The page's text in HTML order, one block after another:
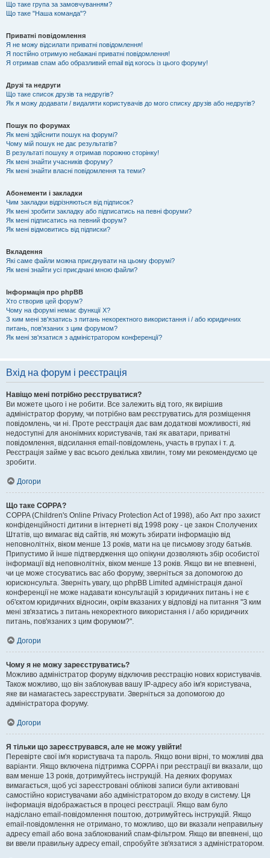
Що таке група за замовчуванням?
Що таке "Наша команда"?
Приватні повідомлення
Я не можу відсилати приватні повідомлення!
Я постійно отримую небажані приватні повідомлення!
Я отримав спам або образливий email від когось із цього форуму!
Друзі та недруги
Що таке список друзів та недругів?
Як я можу додавати / видаляти користувачів до мого списку друзів або недругів?
Пошук по форумах
Як мені здійснити пошук на форумі?
Чому мій пошук не дає результатів?
В результаті пошуку я отримав порожню сторінку!
Як мені знайти учасників форуму?
Як мені знайти власні повідомлення та теми?
Абонементи і закладки
Чим закладки відрізняються від підписок?
Як мені зробити закладку або підписатись на певні форуми?
Як мені підписатись на певний форум?
Як мені відмовитись від підписки?
Вкладення
Які саме файли можна приєднувати на цьому форумі?
Як мені знайти усі приєднані мною файли?
Інформація про phpBB
Хто створив цей форум?
Чому на форумі немає функції X?
З ким мені зв'язатись з питань некоректного використання і / або юридичних
питань, пов'язаних з цим форумом?
Як мені зв'язатися з адміністратором конференції?
Вхід на форум і реєстрація
Навіщо мені потрібно реєструватися?
Ви можете цього і не робити. Все залежить від того, як вирішив
адміністратор форуму, чи потрібно вам реєструватись для розміщення
повідомлень, чи ні. Проте реєстрація дає вам додаткові можливості, які
недоступні для анонімних користувачів, такі як аватари, приватні
повідомлення, відсилання email-повідомлень, участь в групах і т. д.
Реєстрація займе у вас всього декілька хвилин, тому ми рекомендуємо це
зробити.
Догори
Що таке COPPA?
COPPA (Children's Online Privacy Protection Act of 1998), або Акт про захист
конфіденційності дитини в інтернеті від 1998 року - це закон Сполучених
Штатів, що вимагає від сайтів, які можуть збирати інформацію від
неповнолітніх, віком менше 13 років, мати на це письмову згоду батьків.
Припустимо й інше підтвердження що опікуни дозволяють збір особистої
інформації від неповнолітніх, віком менше 13 років. Якщо ви не впевнені,
чи це може стосуватись вас або форуму, зверніться за допомогою до
юрисконсульта. Зверніть увагу, що phpBB Limited адміністрація даної
конференції не може надавати консультацій з юридичних питань і не є
об'єктом юридичних відносин, окрім вказаних у відповіді на питання "З ким
мені зв'язатись з питань некоректного використання і / або юридичних
питань, пов'язаних з цим форумом?".
Догори
Чому я не можу зареєструватись?
Можливо адміністратор форуму відключив реєстрацію нових користувачів.
Також можливо, що він заблокував вашу IP-адресу або ім'я користувача,
яке ви намагаєтесь зареєструвати. Зверніться за допомогою до
адміністратора форуму.
Догори
Я тільки що зареєструвався, але не можу увійти!
Перевірте свої ім'я користувача та пароль. Якщо вони вірні, то можливі два
варіанти. Якщо включена підтримка COPPA і при реєстрації ви вказали, що
вам менше 13 років, дотримуйтесь інструкцій. На деяких форумах
вимагається, щоб усі зареєстровані облікові записи були активовані
самостійно користувачами або адміністратором до входу в систему. Ця
інформація відображається в процесі реєстрації. Якщо вам було
надіслано email-повідомлення поштою, дотримуйтесь інструкцій. Якщо
email-повідомлення не отримано, то можливо, що ви вказали неправильну
адресу email або вона заблокований спам-фільтром. Якщо ви впевнені, що
ви ввели правильну адресу email, спробуйте зв'язатися з адміністратором.